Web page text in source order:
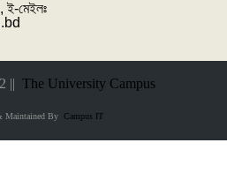
মেইলঃ
|| The University Campus
Maintained ByCampus IT